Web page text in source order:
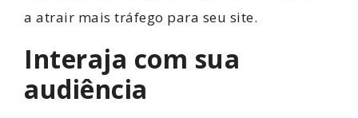
a atrair mais tráfego para seu site.
Interaja com sua
audiência